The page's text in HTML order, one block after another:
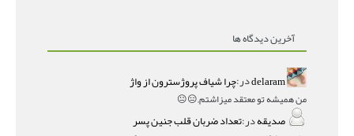
آخرین دیدگاه ها
delaramدر:چرا شیاف پروژسترون از واژ
من همیشه تو معتقد میزاشتم,,😑😐
صدیقهدر:تعداد ضربان قلب جنین پسر